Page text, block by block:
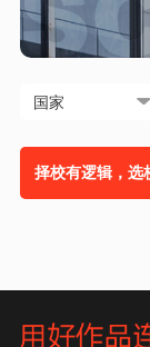
择校有逻辑，选